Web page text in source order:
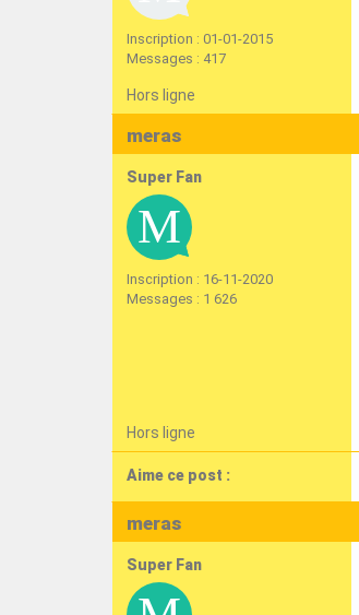
Inscription : 01-01-2015
Messages : 417
Hors ligne
meras
Super Fan
Inscription : 16-11-2020
Messages : 1 626
Hors ligne
Aime ce post :
meras
Super Fan